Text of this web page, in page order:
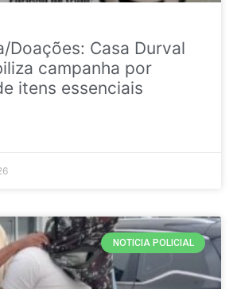
Doações: Casa Durval
campanha por
itens essenciais
NOTICIA POLICIAL